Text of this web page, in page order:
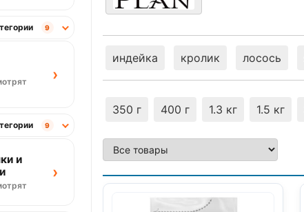
индейка кролик лосось
350 г 400 г 1.3 кг 1.5 кг
9
›
9
и
›